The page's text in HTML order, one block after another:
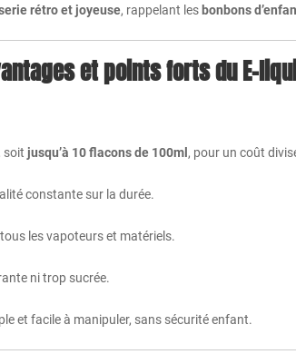
rétro et joyeuse, rappelant les bonbons
et points forts du E-
soit jusqu’à 10 flacons de 100ml , pour un coût
constante sur la durée.
les vapoteurs et matériels.
ni trop sucrée.
et facile à manipuler, sans sécurité enfant.